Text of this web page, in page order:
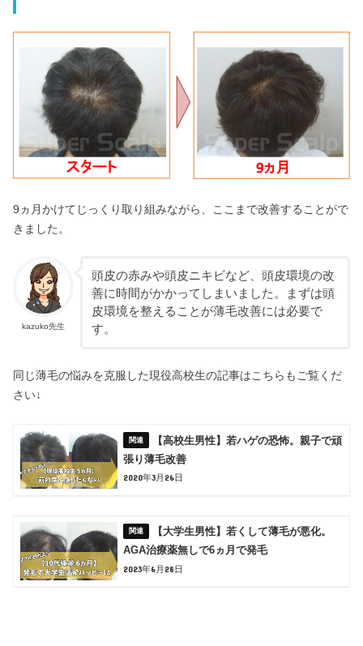
9ヵ月かけてじっくり取り組みながら、ここまで改善することがで
きました。
kazuko先生
頭皮の赤みや頭皮ニキビなど、頭皮環境の改
善に時間がかかってしまいました。まずは頭
皮環境を整えることが薄毛改善には必要で
す。
同じ薄毛の悩みを克服した現役高校生の記事はこちらもご覧くだ
さい↓
【高校生男性】若ハゲの恐怖。親子で頑
張り薄毛改善
2020年3月26日
【大学生男性】若くして薄毛が悪化。
AGA治療薬無しで6ヵ月で発毛
2023年6月28日